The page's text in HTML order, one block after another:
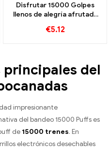
Disfrutar 15000 Golpes
llenos de alegría afrutada
Pod, perfecto para
€5.12
del
impresionante
del bandeo 15000 Puffs es
de 15000 trenes. En
electrónicos desechables